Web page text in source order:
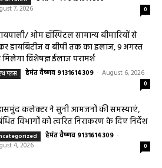
7, 2026
0
ओम हॉस्पिटल सामान्य बीमारियों से
डायबिटीज व बीपी तक का इलाज, 9 अगस्त
विशेषज्ञ ईलाज परामर्श
प्लस हेमंत वैष्णव 9131614309 - August 6, 2026
0
कलेक्टर ने सुनी आमजनों की समस्याएं,
विभागों को त्वरित निराकरण के दिए निर्देश
हेमंत वैष्णव 9131614309 -
4, 2026
0